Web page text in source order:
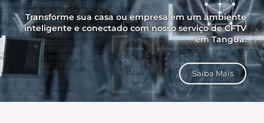
Transforme sua casa ou empresa em um ambiente
inteligente e conectado com nosso serviço de CFTV
em Tanguá.
Saiba Mais